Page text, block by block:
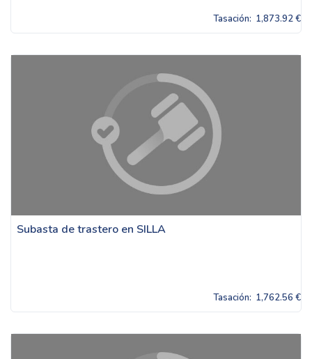
Tasación: 1,873.92 €
Subasta de trastero en SILLA
Tasación: 1,762.56 €